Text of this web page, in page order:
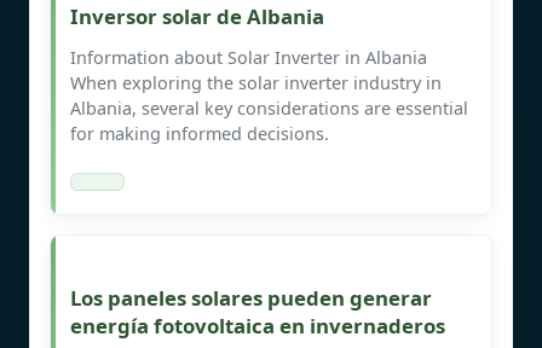
Inversor solar de Albania
Information about Solar Inverter in Albania
When exploring the solar inverter industry in
Albania, several key considerations are essential
for making informed decisions.
Los paneles solares pueden generar
energía fotovoltaica en invernaderos